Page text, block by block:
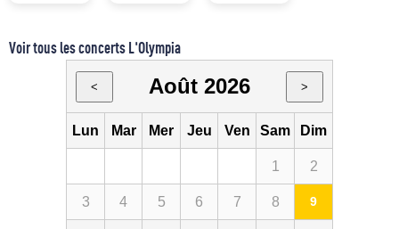
Voir tous les concerts L'Olympia
< Août 2026 >
Lun Mar Mer Jeu Ven Sam Dim
1 2
3 4 5 6 7 8 9